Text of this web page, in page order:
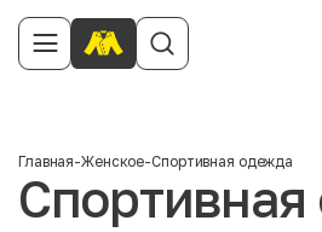
Главная-Женское-Спортивная одежда